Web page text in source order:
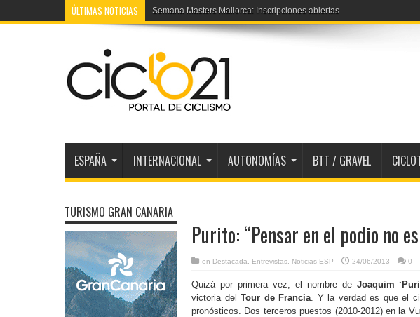
ÚLTIMAS NOTICIAS Semana Masters Mallorca: Inscripciones abiertas
ESPAÑA INTERNACIONAL AUTONOMÍAS BTT / GRAVEL
Purito: “Pensar en el podio no
en Destacada Entrevistas Noticias ESP 24/06/2013 0
Quizá por primera vez, el nombre de Joaquim
victoria del Tour de Francia. Y la verdad es que el
pronósticos. Dos terceros puestos (2010-2012) en la
TURISMO GRAN CANARIA